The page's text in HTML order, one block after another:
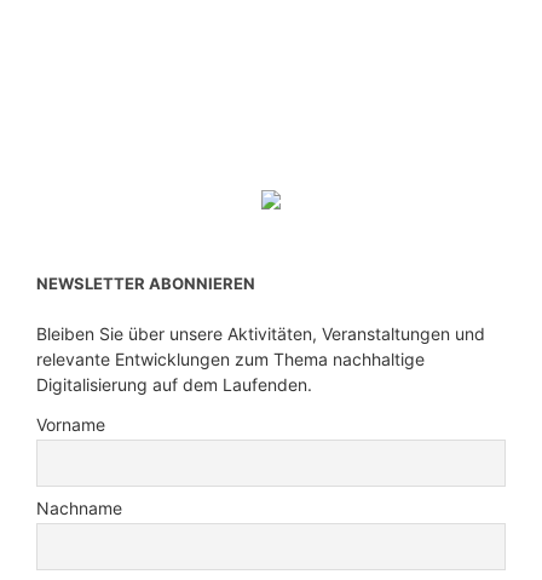
NEWSLETTER ABONNIEREN
Bleiben Sie über unsere Aktivitäten, Veranstaltungen und
relevante Entwicklungen zum Thema nachhaltige
Digitalisierung auf dem Laufenden.
Vorname
Nachname